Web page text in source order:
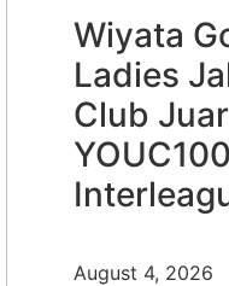
Wiyata
Ladies
Club
August 4, 2026